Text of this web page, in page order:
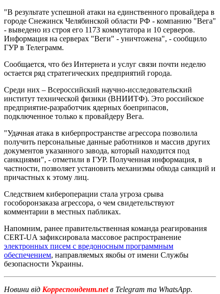
"В результате успешной атаки на единственного провайдера в
городе Снежинск Челябинской области РФ - компанию "Вега"
- выведено из строя его 1173 коммутатора и 10 серверов.
Информация на серверах "Веги" - уничтожена", - сообщило
ГУР в Телеграмм.
Сообщается, что без Интернета и услуг связи почти неделю
остается ряд стратегических предприятий города.
Среди них – Всероссийский научно-исследовательский
институт технической физики (ВНИИТФ). Это российское
предприятие-разработчик ядерных боеприпасов,
подключенное только к провайдеру Вега.
"Удачная атака в киберпространстве агрессора позволила
получить персональные данные работников и массив других
документов указанного завода, который находится под
санкциями", - отметили в ГУР. Полученная информация, в
частности, позволяет установить механизмы обхода санкций и
причастных к этому лиц.
Следствием кибероперации стала угроза срыва
гособоронзаказа агрессора, о чем свидетельствуют
комментарии в местных пабликах.
Напомним, ранее правительственная команда реагирования
CERT-UA зафиксировала массовое распространение
электронных писем с вредоносным программным
обеспечением, направляемых якобы от имени Службы
безопасности Украины.
Новини від Корреспондент.netв Telegram та WhatsApp.